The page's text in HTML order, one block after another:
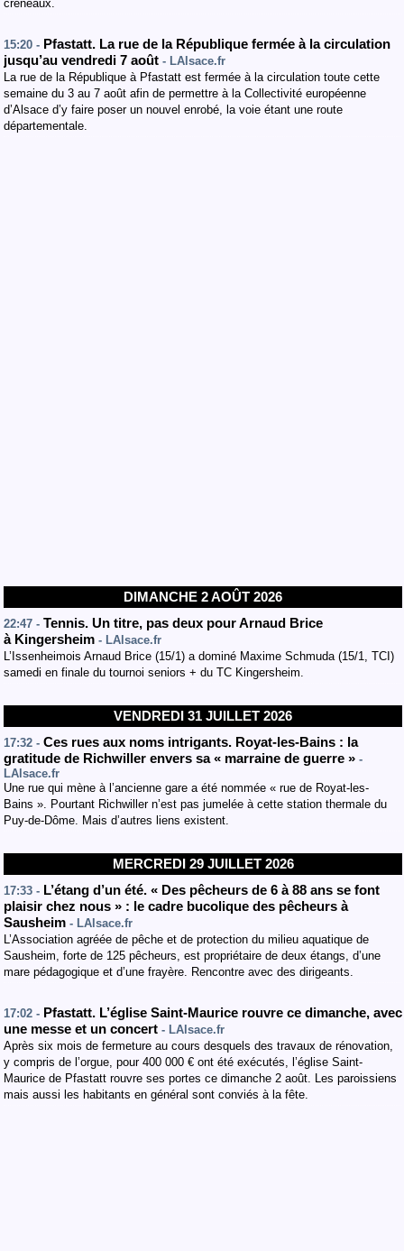
créneaux.
15:20 - Pfastatt. La rue de la République fermée à la circulation
jusqu’au vendredi 7 août - LAlsace.fr
La rue de la République à Pfastatt est fermée à la circulation toute cette
semaine du 3 au 7 août afin de permettre à la Collectivité européenne
d’Alsace d’y faire poser un nouvel enrobé, la voie étant une route
départementale.
DIMANCHE 2 AOÛT 2026
22:47 - Tennis. Un titre, pas deux pour Arnaud Brice
à Kingersheim - LAlsace.fr
L’Issenheimois Arnaud Brice (15/1) a dominé Maxime Schmuda (15/1, TCI)
samedi en finale du tournoi seniors + du TC Kingersheim.
VENDREDI 31 JUILLET 2026
17:32 - Ces rues aux noms intrigants. Royat-les-Bains : la
gratitude de Richwiller envers sa « marraine de guerre » -
LAlsace.fr
Une rue qui mène à l’ancienne gare a été nommée « rue de Royat-les-
Bains ». Pourtant Richwiller n’est pas jumelée à cette station thermale du
Puy-de-Dôme. Mais d’autres liens existent.
MERCREDI 29 JUILLET 2026
17:33 - L’étang d’un été. « Des pêcheurs de 6 à 88 ans se font
plaisir chez nous » : le cadre bucolique des pêcheurs à
Sausheim - LAlsace.fr
L’Association agréée de pêche et de protection du milieu aquatique de
Sausheim, forte de 125 pêcheurs, est propriétaire de deux étangs, d’une
mare pédagogique et d’une frayère. Rencontre avec des dirigeants.
17:02 - Pfastatt. L’église Saint-Maurice rouvre ce dimanche, avec
une messe et un concert - LAlsace.fr
Après six mois de fermeture au cours desquels des travaux de rénovation,
y compris de l’orgue, pour 400 000 € ont été exécutés, l’église Saint-
Maurice de Pfastatt rouvre ses portes ce dimanche 2 août. Les paroissiens
mais aussi les habitants en général sont conviés à la fête.